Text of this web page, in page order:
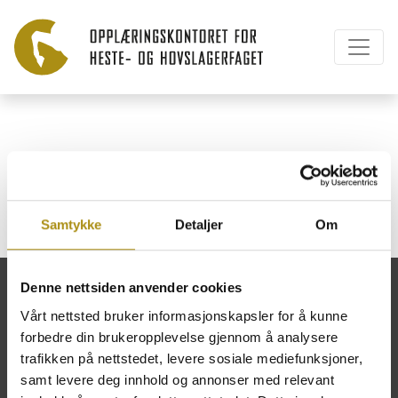
Samtykke Detaljer Om
Denne nettsiden anvender cookies
Vårt nettsted bruker informasjonskapsler for å kunne
forbedre din brukeropplevelse gjennom å analysere
trafikken på nettstedet, levere sosiale mediefunksjoner,
samt levere deg innhold og annonser med relevant
Opplæringskontoret for heste- og
hovslagerfaget